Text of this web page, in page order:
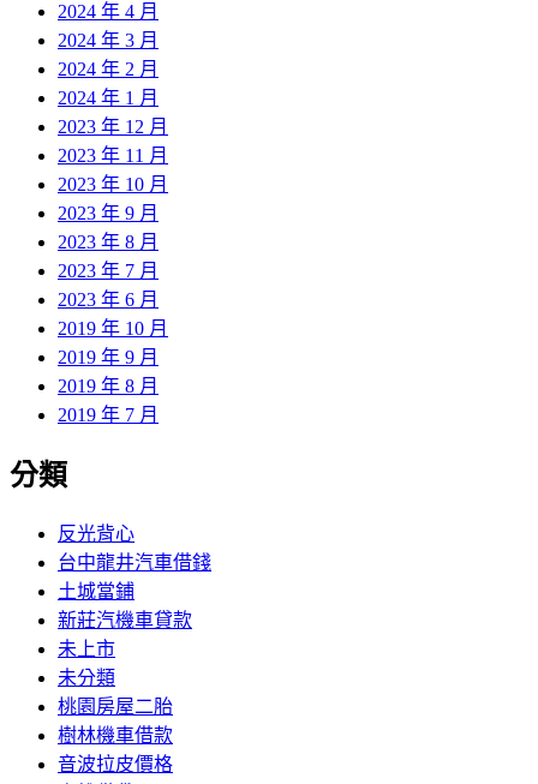
2024 年 4 月
2024 年 3 月
2024 年 2 月
2024 年 1 月
2023 年 12 月
2023 年 11 月
2023 年 10 月
2023 年 9 月
2023 年 8 月
2023 年 7 月
2023 年 6 月
2019 年 10 月
2019 年 9 月
2019 年 8 月
2019 年 7 月
分類
反光背心
台中龍井汽車借錢
土城當鋪
新莊汽機車貸款
未上市
未分類
桃園房屋二胎
樹林機車借款
音波拉皮價格